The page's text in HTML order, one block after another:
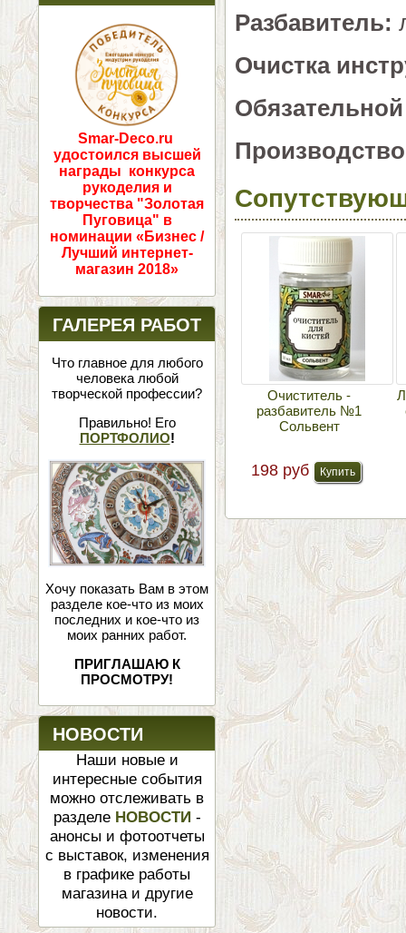
ПОБЕДИТЕЛИ!
Smar-Deco.ru
удостоился высшей
награды конкурса
рукоделия и
творчества "Золотая
Пуговица" в
номинации «Бизнес /
Лучший интернет-
магазин 2018»
ГАЛЕРЕЯ РАБОТ
Что главное для любого
человека любой
творческой профессии?
Правильно! Его
ПОРТФОЛИО!
Хочу показать Вам в этом
разделе кое-что из моих
последних и кое-что из
моих ранних работ.
ПРИГЛАШАЮ К
ПРОСМОТРУ!
НОВОСТИ
Наши новые и
интересные события
можно отслеживать в
разделе НОВОСТИ -
анонсы и фотоотчеты
с выставок, изменения
в графике работы
магазина и другие
новости.
Разбавитель:
Очистка
Очиститель -
разбавитель №1
Сольвент
198 руб